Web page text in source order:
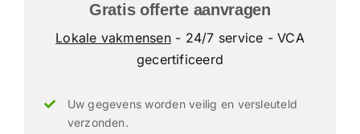
Gratis offerte aanvragen
Lokale vakmensen- 24/7 service - VCA
gecertificeerd
Uw gegevens worden veilig en versleuteld
verzonden.